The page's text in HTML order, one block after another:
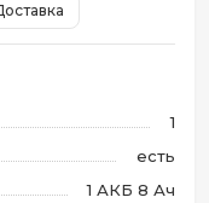
1
есть
1 АКБ 8 Ач